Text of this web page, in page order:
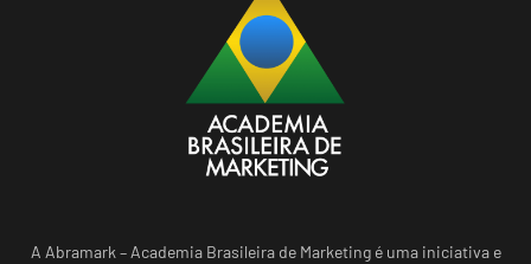
A Abramark – Academia Brasileira de Marketing é uma iniciativa e